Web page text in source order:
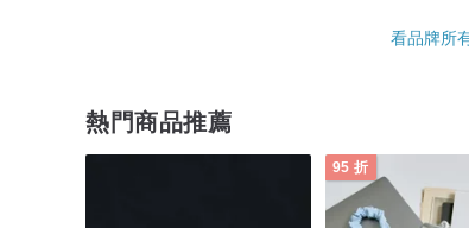
看品牌所
熱門商品推薦
95 折